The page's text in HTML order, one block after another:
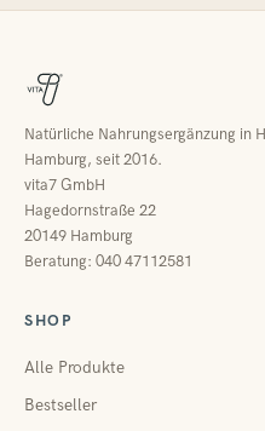
Natürliche Nahrungsergänzung in
Hamburg, seit 2016.
vita7 GmbH
Hagedornstraße 22
20149 Hamburg
Beratung: 040 47112581
SHOP
Alle Produkte
Bestseller